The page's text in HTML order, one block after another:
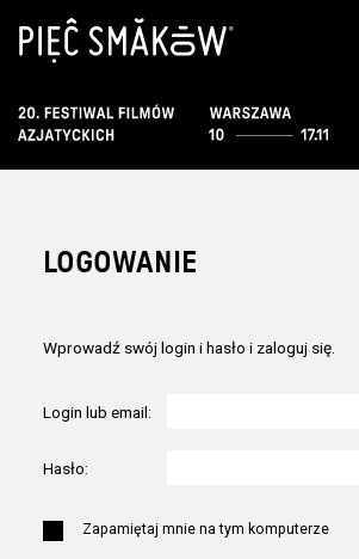
LOGOWANIE
Wprowadź swój login i hasło i zaloguj się.
Login lub email:
Hasło:
Zapamiętaj mnie na tym komputerze